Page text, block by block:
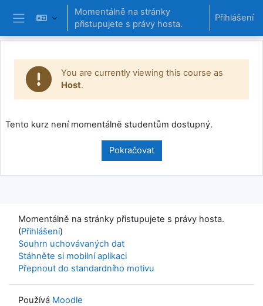
Přejít k hlavnímu obsahu
Boční panel
Momentálně na stránky
přistupujete s právy hosta.
Přihlášení
You are currently viewing this course as
Host.
Tento kurz není momentálně studentům dostupný.
Pokračovat
Momentálně na stránky přistupujete s právy hosta.
(Přihlášení)
Souhrn uchovávaných dat
Stáhněte si mobilní aplikaci
Přepnout do standardního motivu
Používá Moodle